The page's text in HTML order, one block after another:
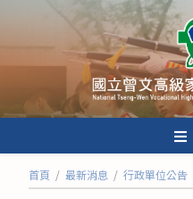
內
首頁 / 最新消息 / 行政單位公告